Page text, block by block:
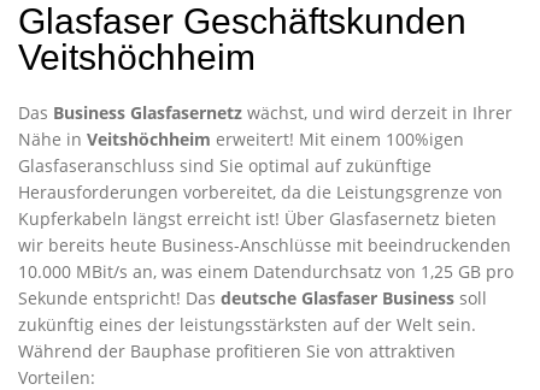
Glasfaser Geschäftskunden
Veitshöchheim
Das Business Glasfasernetz wächst, und wird derzeit in Ihrer
Nähe in Veitshöchheim erweitert! Mit einem 100%igen
Glasfaseranschluss sind Sie optimal auf zukünftige
Herausforderungen vorbereitet, da die Leistungsgrenze von
Kupferkabeln längst erreicht ist! Über Glasfasernetz bieten
wir bereits heute Business-Anschlüsse mit beeindruckenden
10.000 MBit/s an, was einem Datendurchsatz von 1,25 GB pro
Sekunde entspricht! Das deutsche Glasfaser Business soll
zukünftig eines der leistungsstärksten auf der Welt sein.
Während der Bauphase profitieren Sie von attraktiven
Vorteilen: